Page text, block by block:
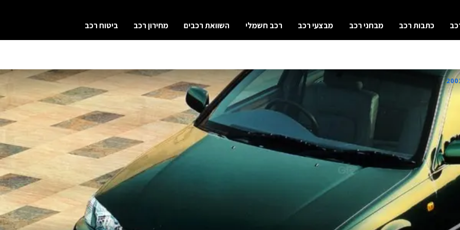
כתבות רכב מבחני רכב מבצעי רכב רכב חשמלי השוואת רכבים מחירון רכב ביטוח רכב